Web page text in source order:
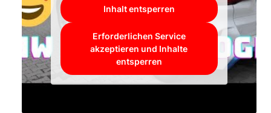
Inhalt entsperren
Erforderlichen Service
akzeptieren und Inhalte
entsperren